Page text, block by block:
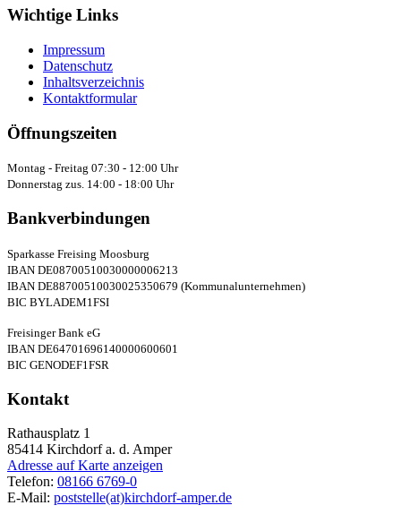
Wichtige Links
Impressum
Datenschutz
Inhaltsverzeichnis
Kontaktformular
Öffnungszeiten
Montag - Freitag 07:30 - 12:00 Uhr
Donnerstag zus. 14:00 - 18:00 Uhr
Bankverbindungen
Sparkasse Freising Moosburg
IBAN DE08700510030000006213
IBAN DE88700510030025350679 (Kommunalunternehmen)
BIC BYLADEM1FSI
Freisinger Bank eG
IBAN DE64701696140000600601
BIC GENODEF1FSR
Kontakt
Rathausplatz 1
85414 Kirchdorf a. d. Amper
Adresse auf Karte anzeigen
Telefon: 08166 6769-0
E-Mail: poststelle(at)kirchdorf-amper.de